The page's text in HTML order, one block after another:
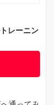
レーニン